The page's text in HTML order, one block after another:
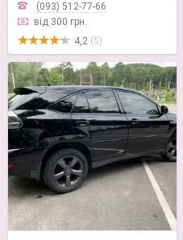
(093) 512-77-66
від 300 грн.
4,2 (5)